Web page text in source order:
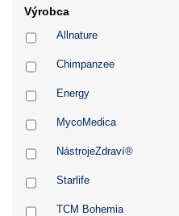
Výrobca
Allnature
Chimpanzee
Energy
MycoMedica
NástrojeZdraví®
Starlife
TCM Bohemia